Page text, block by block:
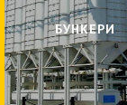
БУНКЕРИ